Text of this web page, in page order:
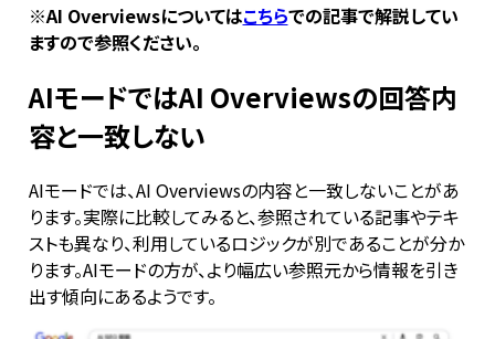
※AI Overviewsについてはこちらでの記事で解説してい
ますので参照ください。
AIモードではAI Overviewsの回答内
容と一致しない
AIモードでは、AI Overviewsの内容と一致しないことがあ
ります。実際に比較してみると、参照されている記事やテキ
ストも異なり、利用しているロジックが別であることが分か
ります。AIモードの方が、より幅広い参照元から情報を引き
出す傾向にあるようです。